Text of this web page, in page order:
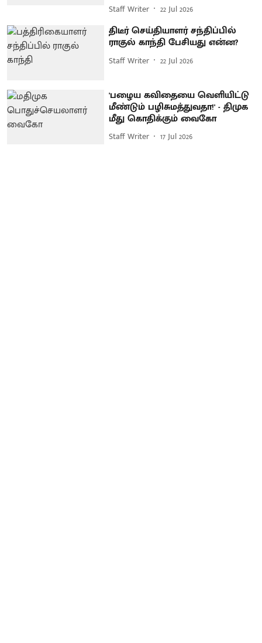
Staff Writer 22 Jul 2026
திடீர் செய்தியாளர் சந்திப்பில்
ராகுல் காந்தி பேசியது என்ன?
Staff Writer 22 Jul 2026
'பழைய கவிதையை வெளியிட்டு
மீண்டும் பழிசுமத்துவதா!' - திமுக
மீது கொதிக்கும் வைகோ
Staff Writer 17 Jul 2026